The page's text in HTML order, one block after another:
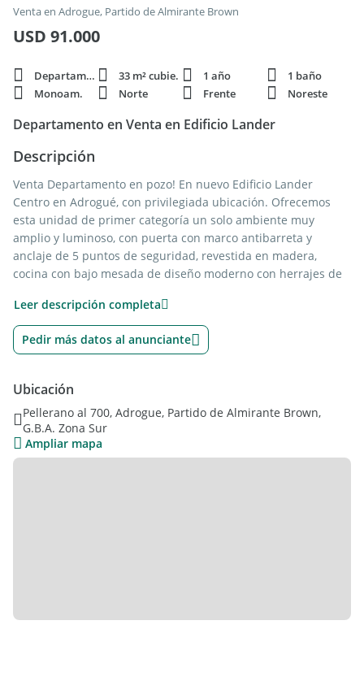
Venta en Adrogue, Partido de Almirante Brown
USD 91.000
Departamento 33 m² cubie. 1 año
1 baño
Monoam.
Norte Frente Noreste
Departamento en Venta en Edificio Lander
Descripción
Venta Departamento en pozo! En nuevo Edificio Lander
Centro en Adrogué, con privilegiada ubicación. Ofrecemos
esta unidad de primer categoría un solo ambiente muy
amplio y luminoso, con puerta con marco antibarreta y
anclaje de 5 puntos de seguridad, revestida en madera,
cocina con bajo mesada de diseño moderno con herrajes de
inoxidable y grifería monocomando, con horno empotrado,
anafe, campana de acero inoxidable, baño completo revestido
en porcelanicos de tonos claros, tanto artefactos como
aluminio A30 ALUAR de doble vidrio dvh.
Oportunidad, con posibilidad de financiación mediante
anticipo y cuotas.
Leer descripción completa
Pedir más datos al anunciante
Ubicación
Pellerano al 700, Adrogue, Partido de Almirante Brown,
G.B.A. Zona Sur
Ampliar mapa